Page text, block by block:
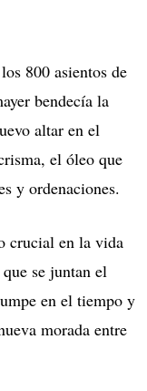
800 asientos de
bendecía la
altar en el
el óleo que
y ordenaciones.
crucial en la vida
se juntan el
en el tiempo y
morada entre